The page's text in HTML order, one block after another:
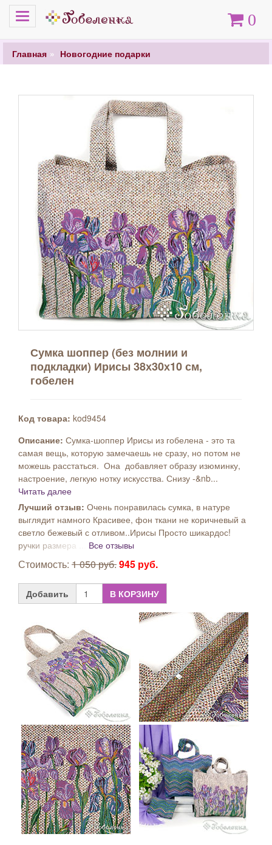
Меню Корзина
0
Главная Новогодние подарки
Сумка шоппер (без молнии и
подкладки) Ирисы 38х30х10 см,
гобелен
Код товара: kod9454
Описание: Сумка-шоппер Ирисы из гобелена - это та
самая вещь, которую замечаешь не сразу, но потом не
можешь расстаться. Она добавляет образу изюминку,
настроение, легкую нотку искусства. Снизу -&nb...
Читать далее
Лучший отзыв: Очень понравилась сумка, в натуре
выглядит намного Красивее, фон ткани не коричневый а
светло бежевый с отливом..Ирисы Просто шикардос!
ручки размера ... Все отзывы
Стоимость: 1 050 руб.945 руб.
Добавить В КОРЗИНУ